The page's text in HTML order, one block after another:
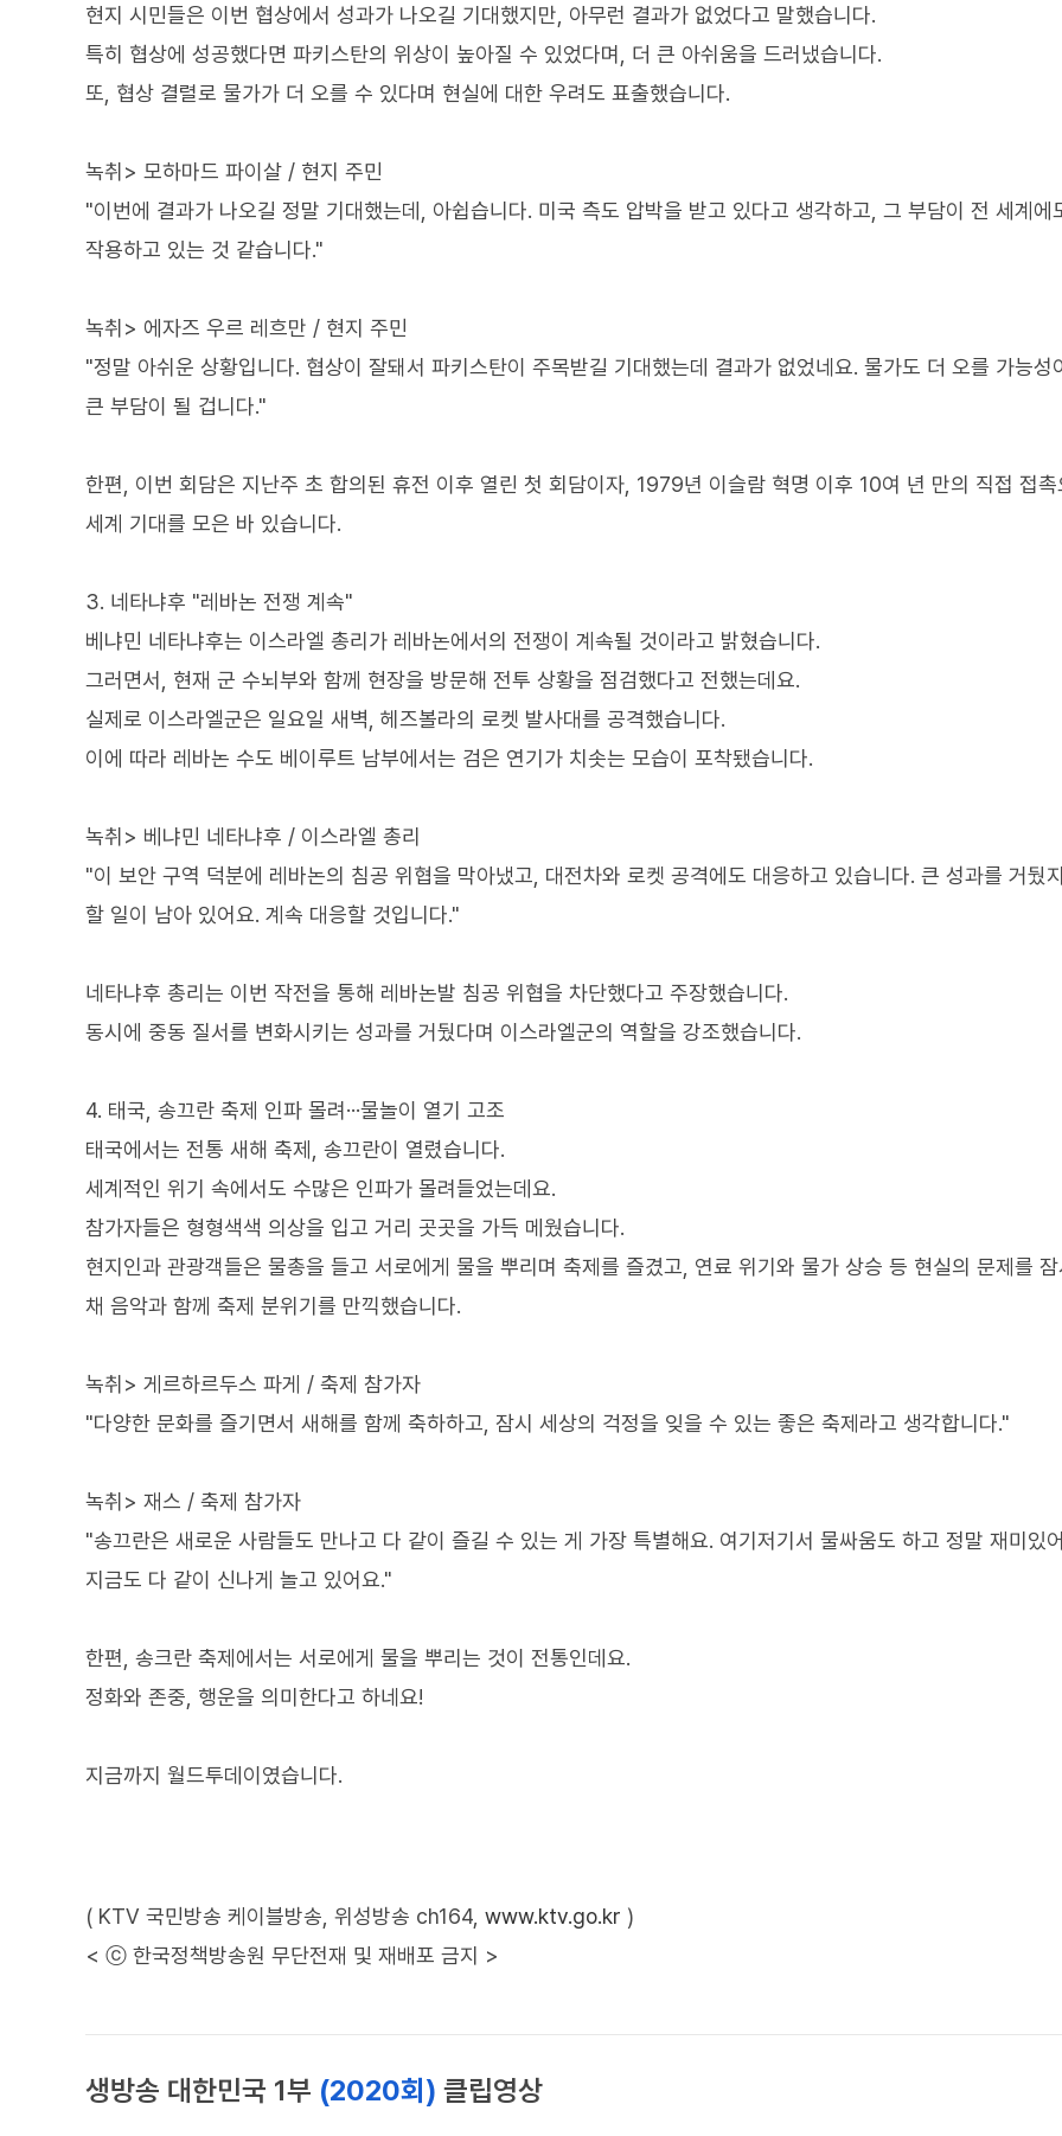
현지 시민들은 이번 협상에서 성과가 나오길 기대했지만, 아무런 결과가 없었다고 말했습니다.
특히 협상에 성공했다면 파키스탄의 위상이 높아질 수 있었다며, 더 큰 아쉬움을 드러냈습니다.
또, 협상 결렬로 물가가 더 오를 수 있다며 현실에 대한 우려도 표출했습니다.
녹취> 모하마드 파이살 / 현지 주민
"이번에 결과가 나오길 정말 기대했는데, 아쉽습니다. 미국 측도 압박을 받고 있다고 생각하고, 그 부담이 전 세계에
작용하고 있는 것 같습니다."
녹취> 에자즈 우르 레흐만 / 현지 주민
"정말 아쉬운 상황입니다. 협상이 잘돼서 파키스탄이 주목받길 기대했는데 결과가 없었네요. 물가도 더 오를 가능성
큰 부담이 될 겁니다."
한편, 이번 회담은 지난주 초 합의된 휴전 이후 열린 첫 회담이자, 1979년 이슬람 혁명 이후 10여 년 만의 직접 접촉
세계 기대를 모은 바 있습니다.
3. 네타냐후 "레바논 전쟁 계속"
베냐민 네타냐후는 이스라엘 총리가 레바논에서의 전쟁이 계속될 것이라고 밝혔습니다.
그러면서, 현재 군 수뇌부와 함께 현장을 방문해 전투 상황을 점검했다고 전했는데요.
실제로 이스라엘군은 일요일 새벽, 헤즈볼라의 로켓 발사대를 공격했습니다.
이에 따라 레바논 수도 베이루트 남부에서는 검은 연기가 치솟는 모습이 포착됐습니다.
녹취> 베냐민 네타냐후 / 이스라엘 총리
"이 보안 구역 덕분에 레바논의 침공 위협을 막아냈고, 대전차와 로켓 공격에도 대응하고 있습니다. 큰 성과를 거뒀
할 일이 남아 있어요. 계속 대응할 것입니다."
네타냐후 총리는 이번 작전을 통해 레바논발 침공 위협을 차단했다고 주장했습니다.
동시에 중동 질서를 변화시키는 성과를 거뒀다며 이스라엘군의 역할을 강조했습니다.
4. 태국, 송끄란 축제 인파 몰려···물놀이 열기 고조
태국에서는 전통 새해 축제, 송끄란이 열렸습니다.
세계적인 위기 속에서도 수많은 인파가 몰려들었는데요.
참가자들은 형형색색 의상을 입고 거리 곳곳을 가득 메웠습니다.
현지인과 관광객들은 물총을 들고 서로에게 물을 뿌리며 축제를 즐겼고, 연료 위기와 물가 상승 등 현실의 문제를
채 음악과 함께 축제 분위기를 만끽했습니다.
녹취> 게르하르두스 파게 / 축제 참가자
"다양한 문화를 즐기면서 새해를 함께 축하하고, 잠시 세상의 걱정을 잊을 수 있는 좋은 축제라고 생각합니다."
녹취> 재스 / 축제 참가자
"송끄란은 새로운 사람들도 만나고 다 같이 즐길 수 있는 게 가장 특별해요. 여기저기서 물싸움도 하고 정말 재미있
지금도 다 같이 신나게 놀고 있어요."
한편, 송크란 축제에서는 서로에게 물을 뿌리는 것이 전통인데요.
정화와 존중, 행운을 의미한다고 하네요!
지금까지 월드투데이였습니다.
( KTV 국민방송 케이블방송, 위성방송 ch164, www.ktv.go.kr )
< ⓒ 한국정책방송원 무단전재 및 재배포 금지 >
생방송 대한민국 1부 (2020회) 클립영상